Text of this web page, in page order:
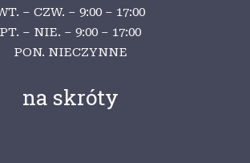
– CZW. – 9:00 – 17:00
PT. – NIE. – 9:00 – 17:00
PON. NIECZYNNE
na skróty